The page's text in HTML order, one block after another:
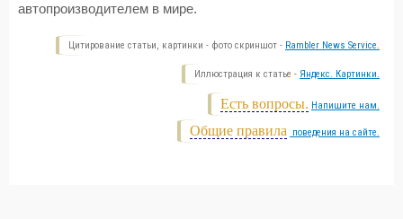
автопроизводителем в мире.
Цитирование статьи, картинки - фото скриншот - Rambler News Service.
Иллюстрация к статье - Яндекс. Картинки.
Есть вопросы. Напишите нам.
Общие правила поведения на сайте.